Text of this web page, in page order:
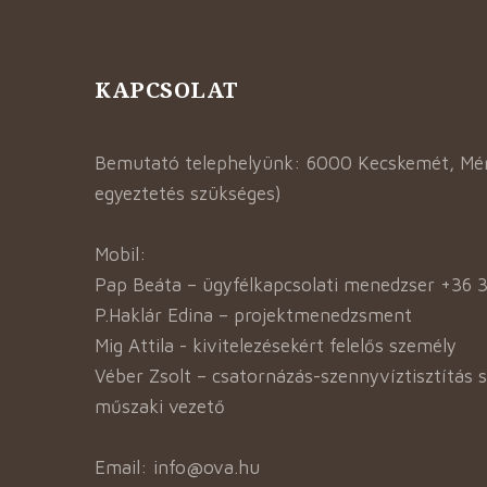
KAPCSOLAT
Bemutató telephelyünk: 6000 Kecskemét,
egyeztetés szükséges)
Mobil:
Pap Beáta – ügyfélkapcsolati menedzser +36
P.Haklár Edina – projektmenedzsment
Mig Attila - kivitelezésekért felelős személy
Véber Zsolt – csatornázás-szennyvíztisztítás
műszaki vezető
Email: info@ova.hu